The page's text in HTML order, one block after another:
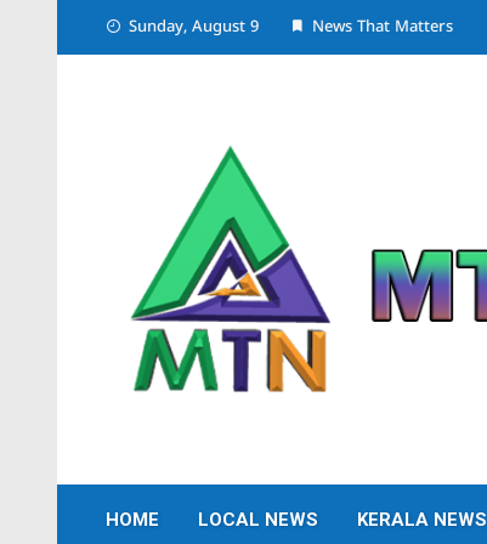
Sunday, August 9 News That Matters
HOME LOCAL NEWS KERALA NEWS